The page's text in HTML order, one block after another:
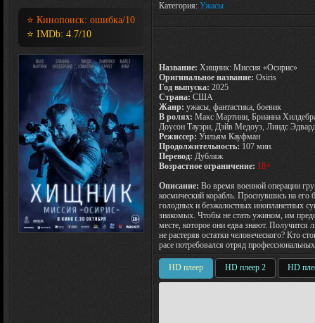
⭐ Кинопоиск: ошибка/10
⭐ IMDb: 4.7/10
Категория: Ужасы
Название: Хищник: Миссия «Осирис»
Оригинальное название: Osiris
Год выпуска: 2025
Страна: США
Жанр: ужасы, фантастика, боевик
В ролях: Макс Мартини, Брианна
Доусон Тауэри, Дэйв Медоуз, Линдс
Режиссер: Уильям Кауфман
Продолжительность: 107 мин.
Перевод: Дубляж
Возрастное ограничение: 18+
Описание: Во время военной операции
космический корабль. Проснувшись на его
голодных и безжалостных инопланетных
знакомых. Чтобы не стать ужином, им
месте, которое они едва знают. Получится
не растеряв остатки человеческого? Кто
расе потребовался отряд
HD плеер HD плеер 2 HD